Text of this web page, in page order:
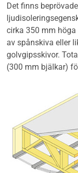
Det finns
cirka 350 mm
av spånskiva eller
golvgipsskivor.
(300 mm bjälkar)